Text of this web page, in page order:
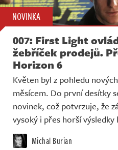
NOVINKA
007: First Light
žebříček prodejů.
Horizon 6
Květen byl z pohledu
měsícem. Do první desítky
novinek, což potvrzuje, že
vysoký i přes horší
Michal Burian